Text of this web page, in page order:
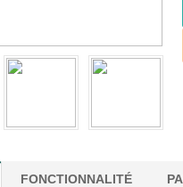
FONCTIONNALITÉ